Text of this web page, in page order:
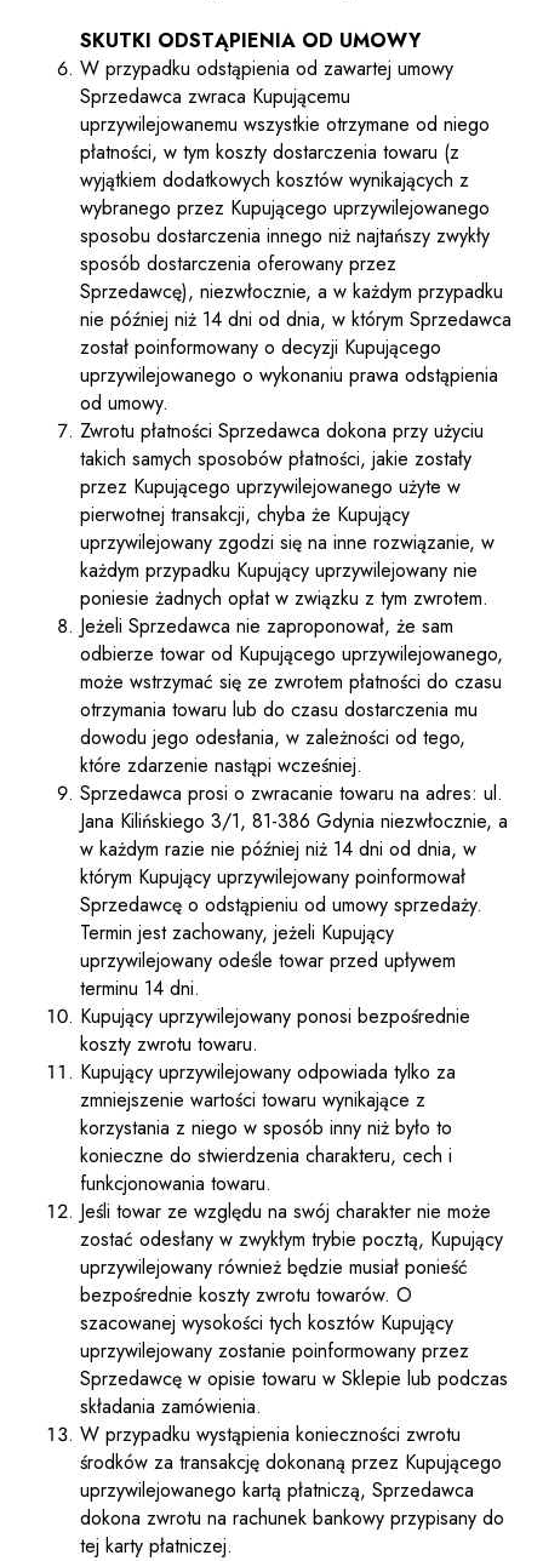
SKUTKI ODSTĄPIENIA OD UMOWY
W przypadku odstąpienia od zawartej umowy
Sprzedawca zwraca Kupującemu
uprzywilejowanemu wszystkie otrzymane od niego
płatności, w tym koszty dostarczenia towaru (z
wyjątkiem dodatkowych kosztów wynikających z
wybranego przez Kupującego uprzywilejowanego
sposobu dostarczenia innego niż najtańszy zwykły
sposób dostarczenia oferowany przez
Sprzedawcę), niezwłocznie, a w każdym przypadku
nie później niż 14 dni od dnia, w którym Sprzedawca
został poinformowany o decyzji Kupującego
uprzywilejowanego o wykonaniu prawa odstąpienia
od umowy.
Zwrotu płatności Sprzedawca dokona przy użyciu
takich samych sposobów płatności, jakie zostały
przez Kupującego uprzywilejowanego użyte w
pierwotnej transakcji, chyba że Kupujący
uprzywilejowany zgodzi się na inne rozwiązanie, w
każdym przypadku Kupujący uprzywilejowany nie
poniesie żadnych opłat w związku z tym zwrotem.
Jeżeli Sprzedawca nie zaproponował, że sam
odbierze towar od Kupującego uprzywilejowanego,
może wstrzymać się ze zwrotem płatności do czasu
otrzymania towaru lub do czasu dostarczenia mu
dowodu jego odesłania, w zależności od tego,
które zdarzenie nastąpi wcześniej.
Sprzedawca prosi o zwracanie towaru na adres: ul.
Jana Kilińskiego 3/1, 81-386 Gdynia niezwłocznie, a
w każdym razie nie później niż 14 dni od dnia, w
którym Kupujący uprzywilejowany poinformował
Sprzedawcę o odstąpieniu od umowy sprzedaży.
Termin jest zachowany, jeżeli Kupujący
uprzywilejowany odeśle towar przed upływem
terminu 14 dni.
Kupujący uprzywilejowany ponosi bezpośrednie
koszty zwrotu towaru.
Kupujący uprzywilejowany odpowiada tylko za
zmniejszenie wartości towaru wynikające z
korzystania z niego w sposób inny niż było to
konieczne do stwierdzenia charakteru, cech i
funkcjonowania towaru.
Jeśli towar ze względu na swój charakter nie może
zostać odesłany w zwykłym trybie pocztą, Kupujący
uprzywilejowany również będzie musiał ponieść
bezpośrednie koszty zwrotu towarów. O
szacowanej wysokości tych kosztów Kupujący
uprzywilejowany zostanie poinformowany przez
Sprzedawcę w opisie towaru w Sklepie lub podczas
składania zamówienia.
W przypadku wystąpienia konieczności zwrotu
środków za transakcję dokonaną przez Kupującego
uprzywilejowanego kartą płatniczą, Sprzedawca
dokona zwrotu na rachunek bankowy przypisany do
tej karty płatniczej.